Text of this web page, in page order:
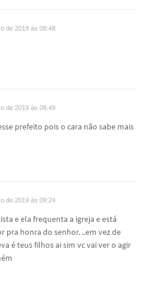
de 2019 às 08:48
de 2019 às 08:49
prefeito pois o cara não sabe mais
de 2019 às 09:24
e ela frequenta a igreja e está
pra honra do senhor. ..em vez de
é teus filhos ai sim vc vai ver o agir